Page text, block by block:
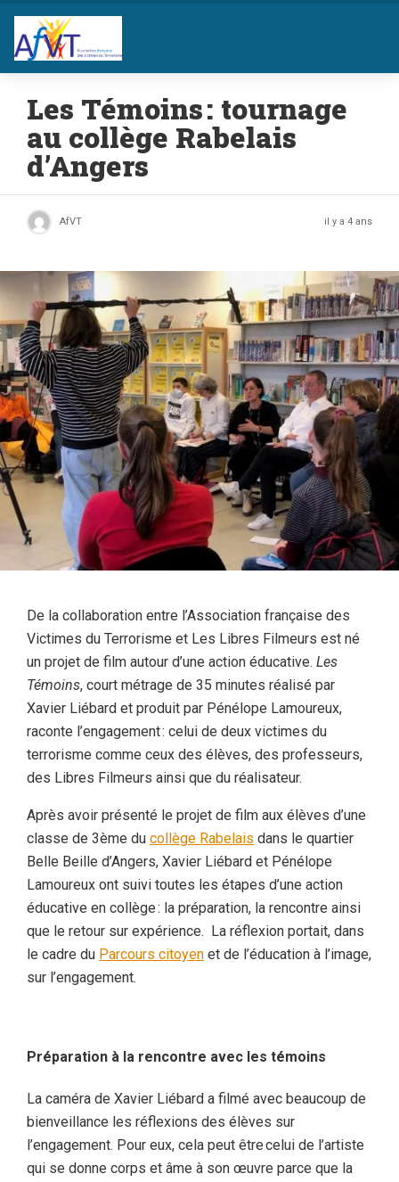
Les Témoins : tournage
au collège Rabelais
d’Angers
AfVT il y a 4 ans
De la collaboration entre l’Association française des
Victimes du Terrorisme et Les Libres Filmeurs est né
un projet de film autour d’une action éducative. Les
Témoins, court métrage de 35 minutes réalisé par
Xavier Liébard et produit par Pénélope Lamoureux,
raconte l’engagement : celui de deux victimes du
terrorisme comme ceux des élèves, des professeurs,
des Libres Filmeurs ainsi que du réalisateur.
Après avoir présenté le projet de film aux élèves d’une
classe de 3ème du collège Rabelais dans le quartier
Belle Beille d’Angers, Xavier Liébard et Pénélope
Lamoureux ont suivi toutes les étapes d’une action
éducative en collège : la préparation, la rencontre ainsi
que le retour sur expérience. La réflexion portait, dans
le cadre du Parcours citoyen et de l’éducation à l’image,
sur l’engagement.
Préparation à la rencontre avec les témoins
La caméra de Xavier Liébard a filmé avec beaucoup de
bienveillance les réflexions des élèves sur
l’engagement. Pour eux, cela peut être celui de l’artiste
qui se donne corps et âme à son œuvre parce que la